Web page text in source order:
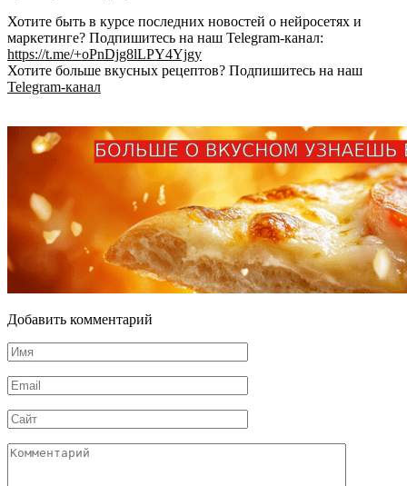
Хотите быть в курсе последних новостей о нейросетях и
маркетинге? Подпишитесь на наш Telegram-канал:
https://t.me/+oPnDjg8lLPY4Yjgy
Хотите больше вкусных рецептов? Подпишитесь на наш
Telegram-канал
Добавить комментарий
Имя
*
Email
*
Сайт
Комментарий